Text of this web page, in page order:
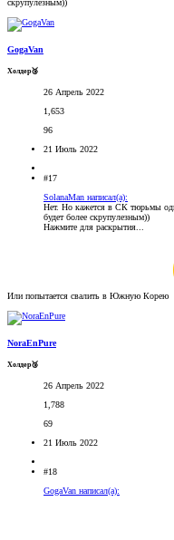
скрупулезным))
GogaVan
Холдер🥉
26 Апрель 2022
1,653
96
21 Июль 2022
#17
SolanaMan написал(а):
Нет. Но кажется в СК тюрьмы
будет более скрупулезным))
Нажмите для раскрытия...
Или попытается свалить в Южную Корею
NoraEnPure
Холдер🥉
26 Апрель 2022
1,788
69
21 Июль 2022
#18
GogaVan написал(а):